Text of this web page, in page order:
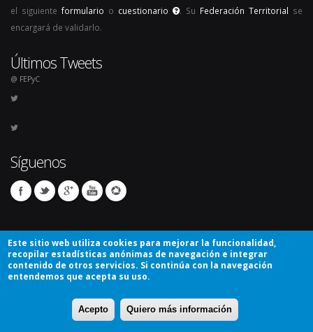
el siguiente formulario o cuestionario . Su Federación Territorial se
encargará de validarlo.
Últimos Tweets
@ FEPyC
Síguenos
© Copyright 2026. Todos los derechos reservados.
Avíso Legal Mapa del sitio
Este sitio web utiliza cookies para mejorar la funcionalidad,
recopilar estadísticas anónimas de navegación e integrar
contenido de otros servicios. Si continúa con la navegación
entendemos que acepta su uso.
Acepto Quiero más información